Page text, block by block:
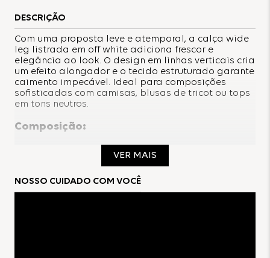
DESCRIÇÃO
Com uma proposta leve e atemporal, a calça wide
leg listrada em off white adiciona frescor e
elegância ao look. O design em linhas verticais cria
um efeito alongador e o tecido estruturado garante
caimento impecável. Ideal para composições
sofisticadas com camisas, blusas de tricot ou tops
em tons neutros.
Composição:
VER MAIS
NOSSO CUIDADO COM VOCÊ